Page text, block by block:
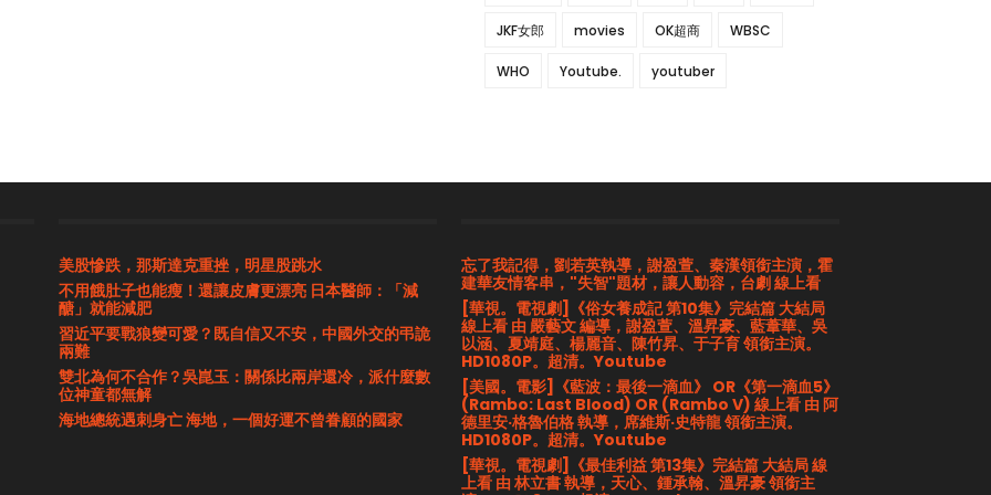
JKF女郎 movies OK超商 WBSC
WHO Youtube. youtuber
美股慘跌，那斯達克重挫，明星股跳水
不用餓肚子也能瘦！還讓皮膚更漂亮 日本醫師：「減
醣」就能減肥
習近平要戰狼變可愛？既自信又不安，中國外交的弔詭
兩難
雙北為何不合作？吳崑玉：關係比兩岸還冷，派什麼數
位神童都無解
海地總統遇刺身亡 海地，一個好運不曾眷顧的國家
忘了我記得，劉若英執導，謝盈萱、秦漢領銜主演，霍
建華友情客串，"失智"題材，讓人動容，台劇 線上看
[華視。電視劇]《俗女養成記 第10集》完結篇 大結局
線上看 由 嚴藝文 編導，謝盈萱、溫昇豪、藍葦華、吳
以涵、夏靖庭、楊麗音、陳竹昇、于子育 領銜主演。
HD1080P。超清。Youtube
[美國。電影]《藍波：最後一滴血》 OR《第一滴血5》
(Rambo: Last Blood) OR (Rambo V) 線上看 由 阿
德里安·格魯伯格 執導，席維斯·史特龍 領銜主演。
HD1080P。超清。Youtube
[華視。電視劇]《最佳利益 第13集》完結篇 大結局 線
上看 由 林立書 執導，天心、鍾承翰、溫昇豪 領銜主